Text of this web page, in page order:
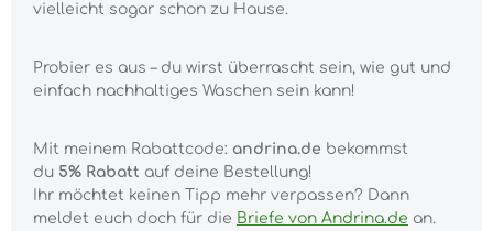
vielleicht sogar schon zu Hause.
Probier es aus – du wirst überrascht sein, wie gut und
einfach nachhaltiges Waschen sein kann!
Mit meinem Rabattcode: andrina.de bekommst
du 5% Rabatt auf deine Bestellung!
Ihr möchtet keinen Tipp mehr verpassen? Dann
meldet euch doch für die Briefe von Andrina.de an.